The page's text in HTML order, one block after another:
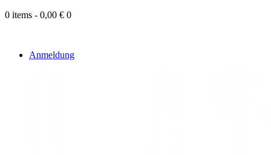
0 items - 0,00 € 0
Anmeldung